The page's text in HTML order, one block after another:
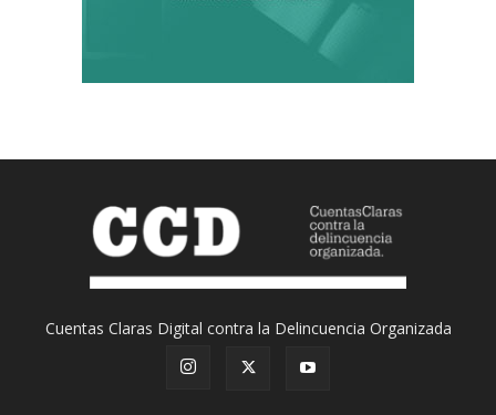
Cuentas Claras Digital contra la Delincuencia Organizada